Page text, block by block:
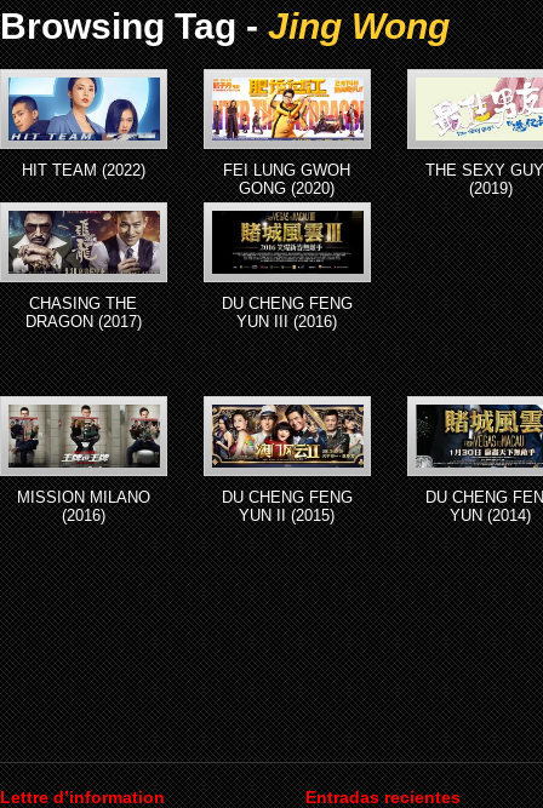
Browsing Tag -Jing Wong
HIT TEAM (2022)
FEI LUNG GWOH
GONG (2020)
THE SEXY
(2019)
CHASING THE
DRAGON (2017)
DU CHENG FENG
YUN III (2016)
MISSION MILANO
(2016)
DU CHENG FENG
YUN II (2015)
DU CHENG
YUN (2014)
Lettre d’information Entradas recientes